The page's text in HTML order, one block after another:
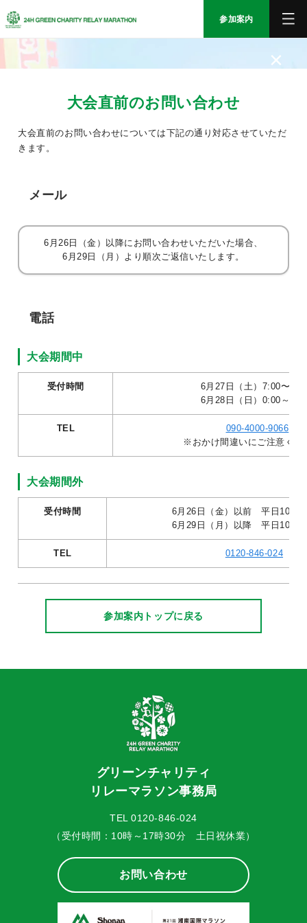
参加案内
×
エントリー
参加案内
大会情報
大会直前のお問い合わせ
大会直前のお問い合わせについては下記の通り対応させていただ
きます。
メール
6月26日（金）以降にお問い合わせいただいた場合、
6月29日（月）より順次ご返信いたします。
電話
大会期間中
受付時間
6月27日（土）7:00〜
6月28日（日）0:00～
TEL
090-4000-9066
※おかけ間違いにご注意くだ
大会期間外
受付時間
6月26日（金）以前 平日10:00
6月29日（月）以降 平日10:00
TEL 0120-846-024
参加案内トップに戻る
グリーンチャリティ
リレーマラソン事務局
TEL 0120-846-024
（受付時間：10時～17時30分 土日祝休業）
お問い合わせ